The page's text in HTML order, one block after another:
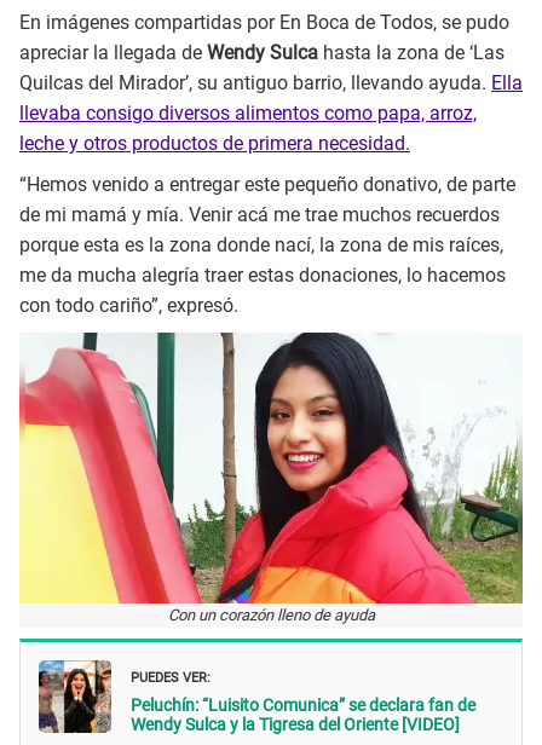
En imágenes compartidas por En Boca de Todos, se pudo
apreciar la llegada de Wendy Sulca hasta la zona de ‘Las
Quilcas del Mirador’, su antiguo barrio, llevando ayuda. Ella
llevaba consigo diversos alimentos como papa, arroz,
leche y otros productos de primera necesidad.
“Hemos venido a entregar este pequeño donativo, de parte
de mi mamá y mía. Venir acá me trae muchos recuerdos
porque esta es la zona donde nací, la zona de mis raíces,
me da mucha alegría traer estas donaciones, lo hacemos
con todo cariño”, expresó.
Con un corazón lleno de ayuda
PUEDES VER:
Peluchín: “Luisito Comunica” se declara fan de
Wendy Sulca y la Tigresa del Oriente [VIDEO]